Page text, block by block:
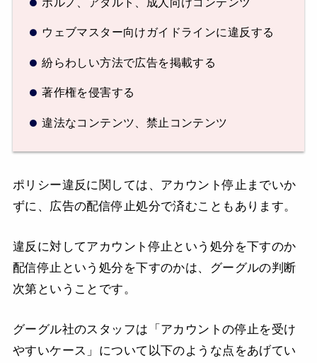
ポルノ、アダルト、成人向けコンテンツ
ウェブマスター向けガイドラインに違反する
紛らわしい方法で広告を掲載する
著作権を侵害する
違法なコンテンツ、禁止コンテンツ
ポリシー違反に関しては、アカウント停止までいか
ずに、広告の配信停止処分で済むこともあります。
違反に対してアカウント停止という処分を下すのか
配信停止という処分を下すのかは、グーグルの判断
次第ということです。
グーグル社のスタッフは「アカウントの停止を受け
やすいケース」について以下のような点をあげてい